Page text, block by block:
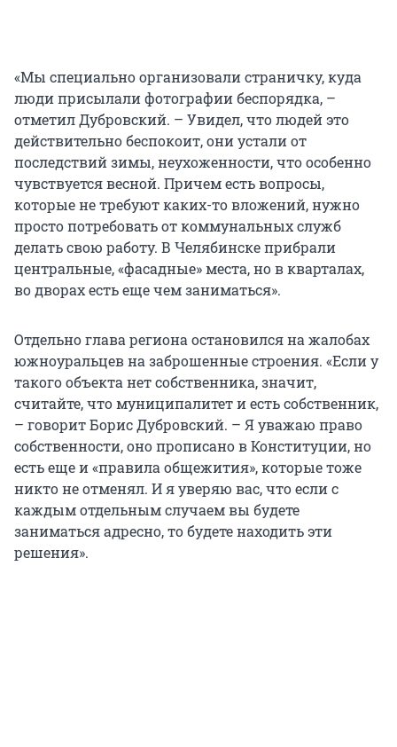
«Мы специально организовали страничку, куда
люди присылали фотографии беспорядка, –
отметил Дубровский. – Увидел, что людей это
действительно беспокоит, они устали от
последствий зимы, неухоженности, что особенно
чувствуется весной. Причем есть вопросы,
которые не требуют каких-то вложений, нужно
просто потребовать от коммунальных служб
делать свою работу. В Челябинске прибрали
центральные, «фасадные» места, но в кварталах,
во дворах есть еще чем заниматься».
Отдельно глава региона остановился на жалобах
южноуральцев на заброшенные строения. «Если у
такого объекта нет собственника, значит,
считайте, что муниципалитет и есть собственник,
– говорит Борис Дубровский. – Я уважаю право
собственности, оно прописано в Конституции, но
есть еще и «правила общежития», которые тоже
никто не отменял. И я уверяю вас, что если с
каждым отдельным случаем вы будете
заниматься адресно, то будете находить эти
решения».